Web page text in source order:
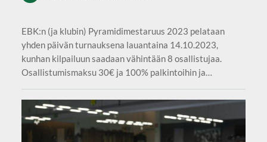
EBK:n (ja klubin) Pyramidimestaruus 2023 pelataan
yhden päivän turnauksena lauantaina 14.10.2023,
kunhan kilpailuun saadaan vähintään 8 osallistujaa.
Osallistumismaksu 30€ ja 100% palkintoihin ja…